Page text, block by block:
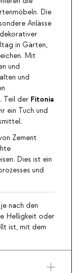
Die
Anlässe
in Gärten,
Mit
und
und
Teil der Fitonia
ein Tuch und
Zement
Dies ist ein
und
nach den
Helligkeit oder
ist, mit dem